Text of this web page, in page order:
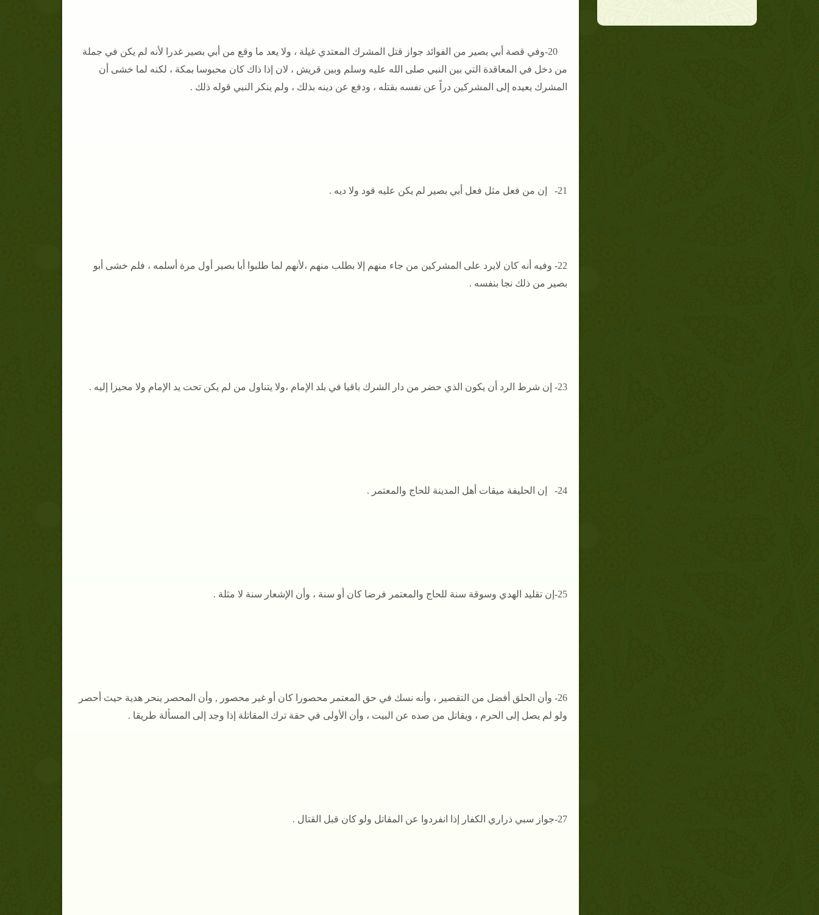
20-وفي قصة أبي بصير من الفوائد جواز قتل المشرك المعتدي غيلة ، ولا يعد ما وقع من أبي بصير غدرا لأنه لم يكن في جملة
من دخل في المعاقدة التي بين النبي صلى الله عليه وسلم وبين قريش ، لان إذا ذاك كان محبوسا بمكة ، لكنه لما خشى أن
المشرك يعيده إلى المشركين دراً عن نفسه بقتله ، ودفع عن دينه بذلك ، ولم ينكر النبي قوله ذلك .
21- إن من فعل مثل فعل أبي بصير لم يكن عليه قود ولا ديه .
22- وفيه أنه كان لايرد على المشركين من جاء منهم إلا بطلب منهم ،لأنهم لما طلبوا أبا بصير أول مرة أسلمه ، فلم خشى أبو
بصير من ذلك نجا بنفسه .
23- إن شرط الرد أن يكون الذي حضر من دار الشرك باقيا في بلد الإمام ،ولا يتناول من لم يكن تحت يد الإمام ولا محيزا إليه .
24- إن الحليفة ميقات أهل المدينة للحاج والمعتمر .
25-إن تقليد الهدي وسوقة سنة للحاج والمعتمر فرضا كان أو سنة ، وأن الإشعار سنة لا مثلة .
26- وأن الحلق أفضل من التقصير ، وأنه نسك في حق المعتمر محصورا كان أو غير محصور , وأن المحصر ينحر هدية حيث أحصر
ولو لم يصل إلى الحرم ، ويقاتل من صده عن البيت ، وأن الأولى في حقة ترك المقاتلة إذا وجد إلى المسألة طريقا .
27-جواز سبي ذراري الكفار إذا انفردوا عن المقاتل ولو كان قبل القتال .